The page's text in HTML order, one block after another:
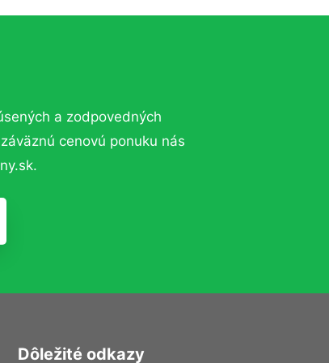
a zodpovedných
cenovú ponuku nás
Dôležité odkazy